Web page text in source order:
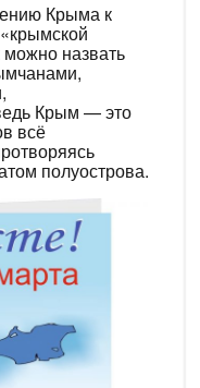
Крыма к
назвать
Крым — это
всё
полуострова.